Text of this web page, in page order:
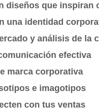
diseños que inspiran
una identidad
y análisis de la
efectiva
marca corporativa
e imagotipos
con tus ventas